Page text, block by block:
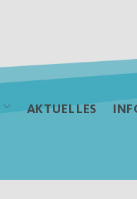
AKTUELLES